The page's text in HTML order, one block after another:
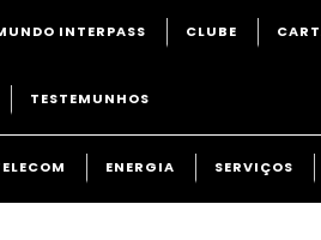
INTERPASS CLUBE
TESTEMUNHOS
ENERGIA SERVIÇOS